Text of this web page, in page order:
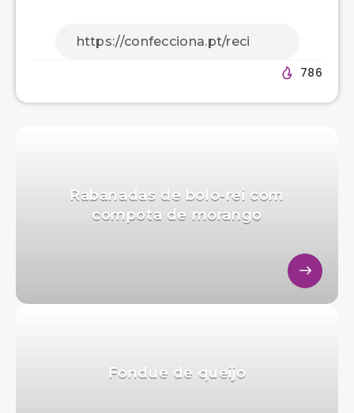
786
Rabanadas de bolo-rei com
compota de morango
Fondue de queijo